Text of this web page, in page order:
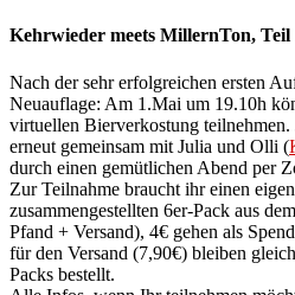
Kehrwieder meets MillernTon,
Nach der sehr erfolgreichen ersten
Neuauflage: Am 1.Mai um 19.10h
virtuellen Bierverkostung
erneut gemeinsam mit Julia und Olli (
durch einen gemütlichen Abend per
Zur Teilnahme braucht ihr einen
zusammengestellten 6er-Pack aus
Pfand + Versand), 4€ gehen als
für den Versand (7,90€) bleiben
Packs bestellt.